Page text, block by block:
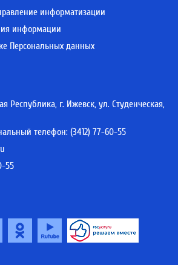
информатизации
информации
Персональных данных
Республика, г. Ижевск, ул. Студенческая,
телефон: (3412) 77-60-55
55